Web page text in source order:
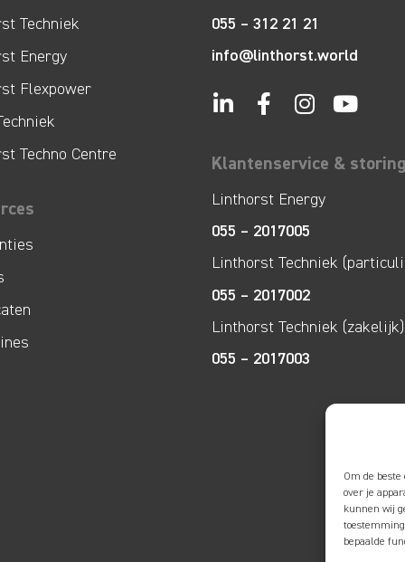
Om de
over je
kunnen wij
bepaalde
Techniek
Energy
Flexpower
Techno Centre
055 – 312 21 21
info@linthorst.world
Klantenservice &
Linthorst Energy
055 – 2017005
Linthorst Techniek
055 – 2017002
Linthorst Techniek (zakelijk)
055 – 2017003